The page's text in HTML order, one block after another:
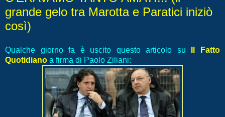
grande gelo tra Marotta e Paratici iniziò
così)
Qualche giorno fa è uscito questo articolo su
Il Fatto
Quotidiano a firma di Paolo Ziliani: